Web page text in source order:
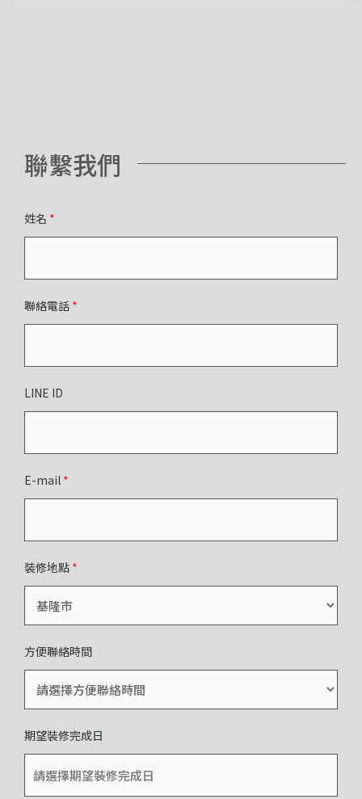
聯繫我們
姓名 *
聯絡電話 *
LINE ID
E-mail *
裝修地點 *
方便聯絡時間
期望裝修完成日